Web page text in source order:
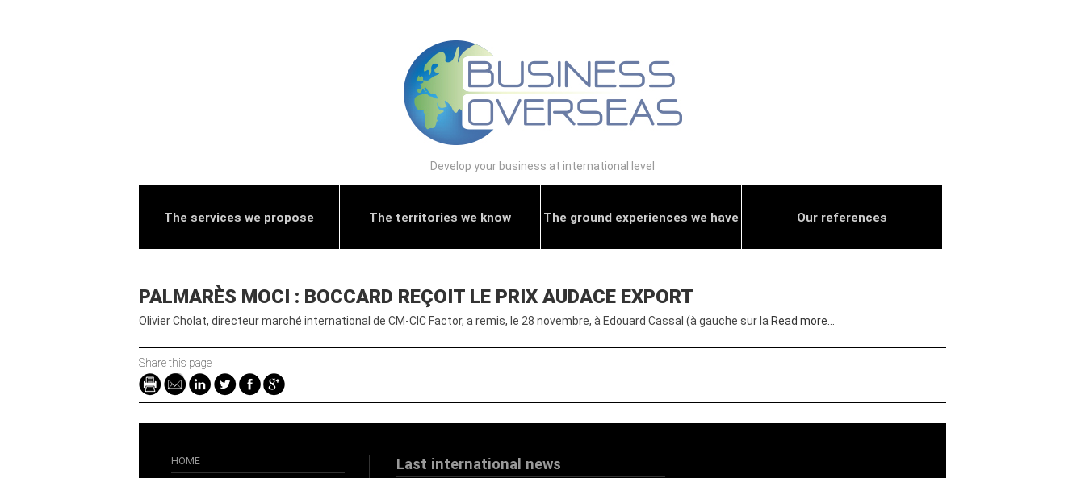
Develop your business at international level
The services we propose The territories we know The ground experiences we have Our references
PALMARÈS MOCI : BOCCARD REÇOIT LE PRIX AUDACE EXPORT
Olivier Cholat, directeur marché international de CM-CIC Factor, a remis, le 28 novembre, à Edouard Cassal (à gauche sur la Read more…
Share this page
HOME Last international news